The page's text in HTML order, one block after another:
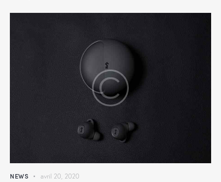
NEWS avril 20, 2020